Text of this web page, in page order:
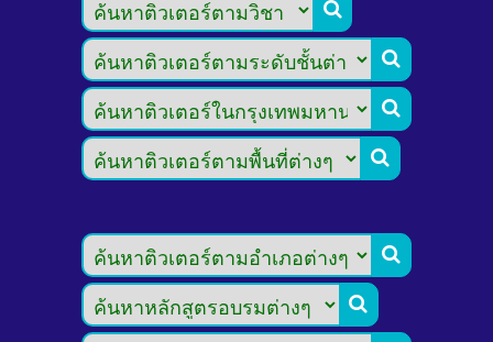





